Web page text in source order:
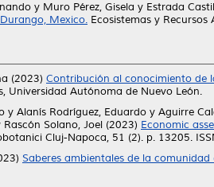
y Muro Pérez, Gisela y Estrada
Mexico. Ecosistemas y
(2023) Contribución al conocimiento de
Universidad Autónoma de Nuevo León.
y Alanís Rodríguez, Eduardo y Aguirre
Rascón Solano, Joel (2023) Economic
Cluj-Napoca, 51 (2). p. 13205.
Saberes ambientales de la